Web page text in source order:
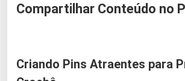
Compartilhar Conteúdo no
Criando Pins Atraentes para